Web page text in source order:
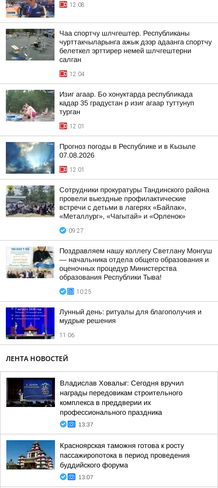
12:08
Чаа спортчу шлчгештер. Республиканы
чурттакчыларынга ажык дээр адаанга спортчу
белеткел эрттирер немей шлчгештерни
салган
12:04
Изиг агаар. Бо хонуктарда республикада
кадар 35 градустан р изиг агаар туттунуп
турган
12:01
Прогноз погоды в Республике и в Кызыле
07.08.2026
12:01
Сотрудники прокуратуры Тандинского района
провели выездные профилактические
встречи с детьми в лагерях «Байлак»,
«Металлург», «Чагытай» и «Орленок»
09:27
Поздравляем нашу коллегу Светлану Монгуш
— начальника отдела общего образования и
оценочных процедур Министерства
образования Республики Тыва!
10:25
Лунный день: ритуалы для благополучия и
мудрые решения
11:06
ЛЕНТА НОВОСТЕЙ
Владислав Ховалыг: Сегодня вручил
награды передовикам строительного
комплекса в преддверии их
профессионального праздника
13:37
Красноярская таможня готова к росту
пассажиропотока в период проведения
буддийского форума
13:07